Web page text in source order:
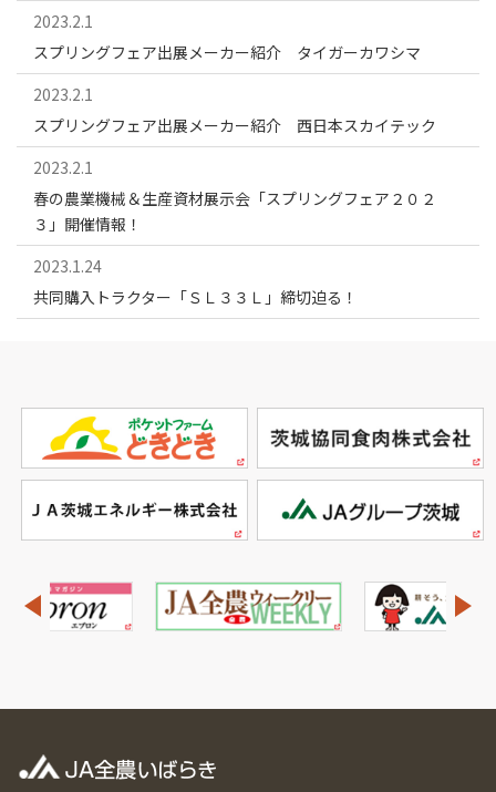
2023.2.1
スプリングフェア出展メーカー紹介 タイガーカワシマ
2023.2.1
スプリングフェア出展メーカー紹介 西日本スカイテック
2023.2.1
春の農業機械＆生産資材展示会「スプリングフェア２０２
３」開催情報！
2023.1.24
共同購入トラクター「ＳＬ３３Ｌ」締切迫る！